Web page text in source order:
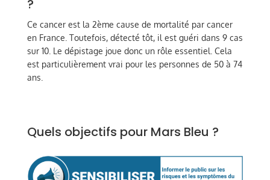
?
Ce cancer est la 2ème cause de mortalité par cancer
en France. Toutefois, détecté tôt, il est guéri dans 9 cas
sur 10. Le dépistage joue donc un rôle essentiel. Cela
est particulièrement vrai pour les personnes de 50 à 74
ans.
Quels objectifs pour Mars Bleu ?